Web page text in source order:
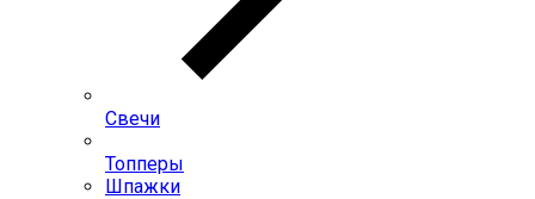
Свечи
Топперы
Шпажки